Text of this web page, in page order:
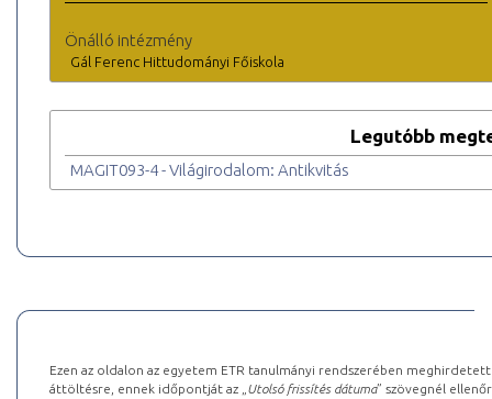
Önálló intézmény
Gál Ferenc Hittudományi Főiskola
Legutóbb
MAGIT093-4 - Világirodalom: Antikvitás
Ezen az oldalon az egyetem ETR tanulmányi rendszerében
áttöltésre, ennek időpontját az „ Utolsó frissítés dátuma” szövegnél